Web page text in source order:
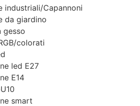
industriali/Capannoni
da giardino
gesso
colorati
led E27
E14
smart